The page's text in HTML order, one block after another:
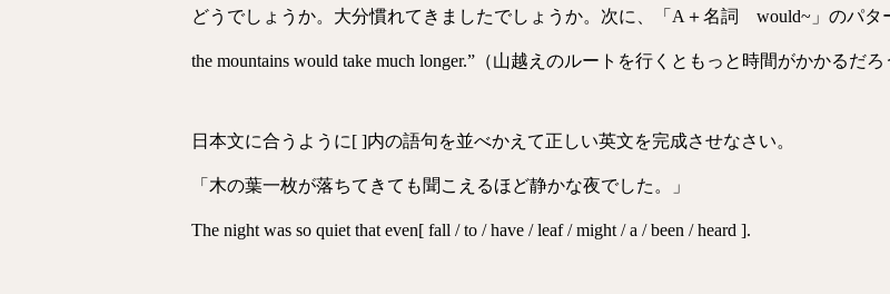
どうでしょうか。大分慣れてきましたでしょうか。次に、「A＋名詞 would~」のパタ
the mountains would take much longer.”（山越えのルートを行くともっと時間がかかるだ
日本文に合うように[ ]内の語句を並べかえて正しい英文を完成させなさい。
「木の葉一枚が落ちてきても聞こえるほど静かな夜でした。」
The night was so quiet that even[ fall / to / have / leaf / might / a / been / heard ].